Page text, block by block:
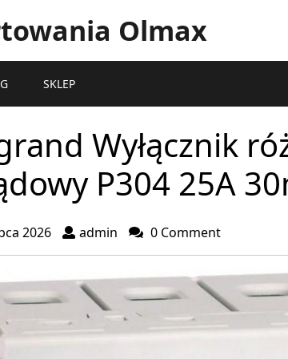
Olmax
SKLEP
Wyłącznik
P304 25A
2026 admin 0 Comment